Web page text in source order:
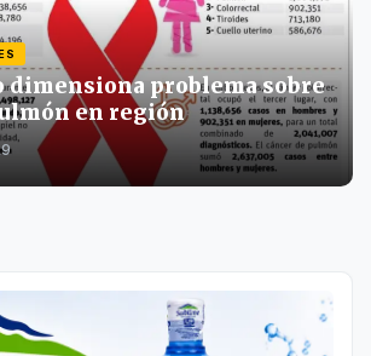
dimensiona problema sobre
en región